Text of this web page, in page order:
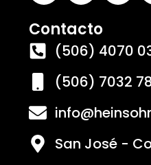
Contacto
(506) 4070
(506) 7032
San José -